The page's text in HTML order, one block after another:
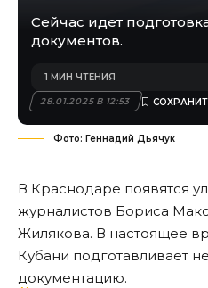
Сейчас идет
документов.
28.01.2025 В 12:53
1 МИН ЧТЕНИЯ
Фото: Геннадий Дьячук
В Краснодаре появятся
журналистов Бориса
Жилякова. В настоящее
Кубани подготавливает
документацию.